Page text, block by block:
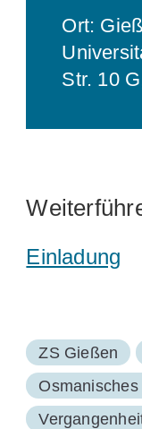
Ort:
Str. 10
Einladung
ZS Gießen
Osmanisches